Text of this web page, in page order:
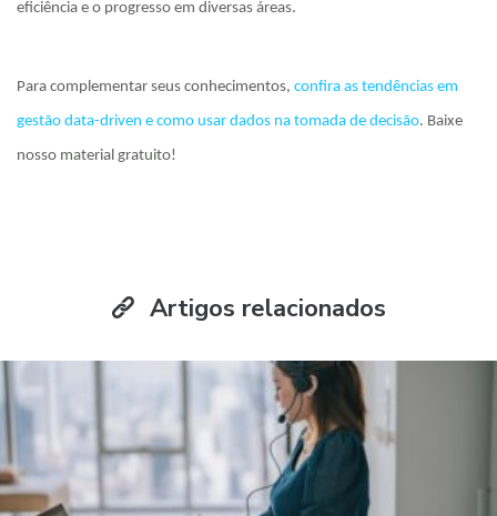
eficiência e o progresso em diversas áreas.
Para complementar seus conhecimentos, confira as tendências em
gestão data-driven e como usar dados na tomada de decisão. Baixe
nosso material gratuito!
Artigos relacionados